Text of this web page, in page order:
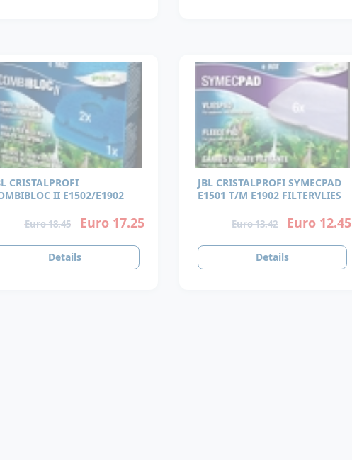
CRISTALPROFI
COMBIBLOC II E1502/E1902
Euro 18.45 Euro 17.25
Details
JBL CRISTALPROFI SYMECPAD
E1501 T/M E1902 FILTERVLIES
Euro 13.42 Euro 12.45
Details